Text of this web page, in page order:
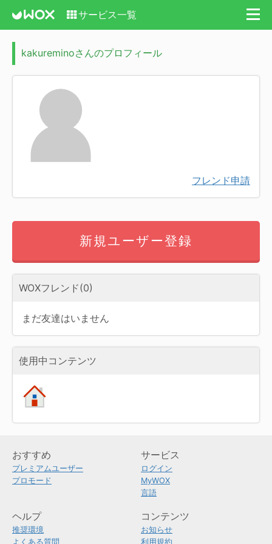
サービス一覧
kakureminoさんのプロフィール
フレンド申請
新規ユーザー登録
WOXフレンド(0)
まだ友達はいません
使用中コンテンツ
おすすめ
プレミアムユーザー
プロモード
サービス
ログイン
MyWOX
言語
ヘルプ
推奨環境
よくある質問
コンテンツ
お知らせ
利用規約